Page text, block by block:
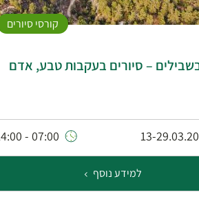
קורסי סיורים
– סיורים בעקבות טבע, אדם
13-
07:00 - 14:00
למידע נוסף